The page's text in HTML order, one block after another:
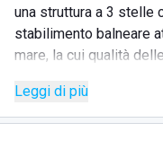
una struttura a 3 stelle
stabilimento balneare
mare, la cui qualità
proprio davanti all'hotel
solo per trascorrere
Leggi di più